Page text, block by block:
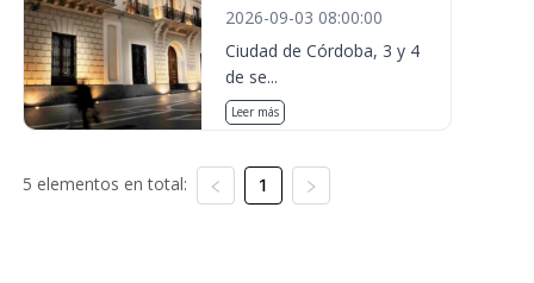
2026-09-03 08:00:00
Ciudad de Córdoba, 3 y 4
de se...
Leer más
5 elementos en total: 1